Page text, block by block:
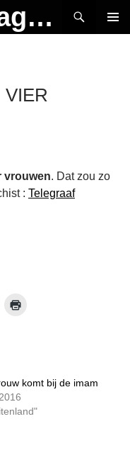
MAD Media Magazine
VIER
vrouwen. Dat zou zo
: Telegraaf
komt bij de imam